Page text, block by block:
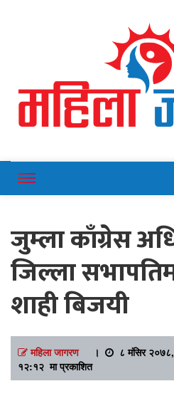
जुम्ला काँग्रेस
जिल्ला
शाही बिजयी
महिला जागरण।
८ मंसिर
१२:१२ मा प्रकाशित